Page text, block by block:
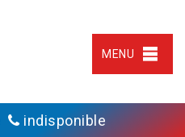
MENU
indisponible